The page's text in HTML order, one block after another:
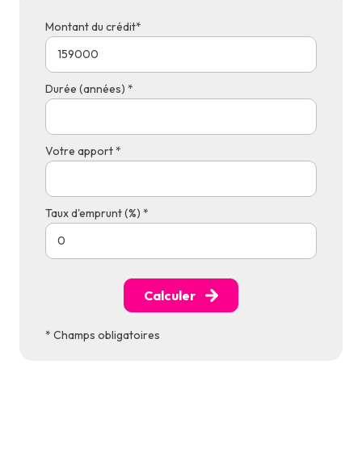
Montant du crédit*
Durée (années) *
Votre apport *
Taux d'emprunt (%) *
Calculer
* Champs obligatoires